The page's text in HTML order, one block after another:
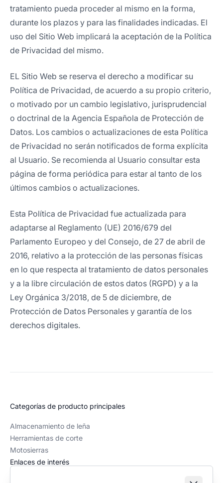
tratamiento pueda proceder al mismo en la forma,
durante los plazos y para las finalidades indicadas. El
uso del Sitio Web implicará la aceptación de la Política
de Privacidad del mismo.
EL Sitio Web se reserva el derecho a modificar su
Política de Privacidad, de acuerdo a su propio criterio,
o motivado por un cambio legislativo, jurisprudencial
o doctrinal de la Agencia Española de Protección de
Datos. Los cambios o actualizaciones de esta Política
de Privacidad no serán notificados de forma explícita
al Usuario. Se recomienda al Usuario consultar esta
página de forma periódica para estar al tanto de los
últimos cambios o actualizaciones.
Esta Política de Privacidad fue actualizada para
adaptarse al Reglamento (UE) 2016/679 del
Parlamento Europeo y del Consejo, de 27 de abril de
2016, relativo a la protección de las personas físicas
en lo que respecta al tratamiento de datos personales
y a la libre circulación de estos datos (RGPD) y a la
Ley Orgánica 3/2018, de 5 de diciembre, de
Protección de Datos Personales y garantía de los
derechos digitales.
Categorías de producto principales
Almacenamiento de leña
Herramientas de corte
Motosierras
Enlaces de interés